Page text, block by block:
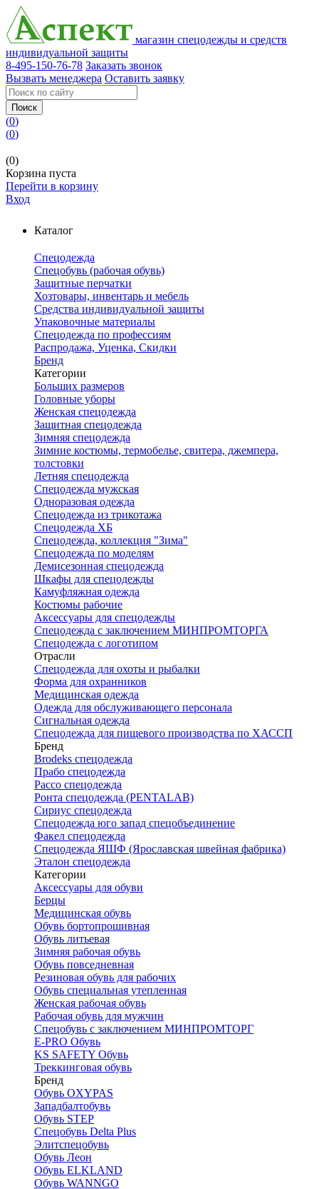
магазин спецодежды и средств
индивидуальной защиты
8-495-150-76-78 Заказать звонок
Вызвать менеджера Оставить заявку
Поиск
(0)
(0)
(0)
Корзина пуста
Перейти в корзину
Вход
Каталог
Спецодежда
Спецобувь (рабочая обувь)
Защитные перчатки
Хозтовары, инвентарь и мебель
Средства индивидуальной защиты
Упаковочные материалы
Спецодежда по профессиям
Распродажа, Уценка, Скидки
Бренд
Категории
Больших размеров
Головные уборы
Женская спецодежда
Защитная спецодежда
Зимняя спецодежда
Зимние костюмы, термобелье, свитера, джемпера,
толстовки
Летняя спецодежда
Спецодежда мужская
Одноразовая одежда
Спецодежда из трикотажа
Спецодежда ХБ
Спецодежда, коллекция "Зима"
Спецодежда по моделям
Демисезонная спецодежда
Шкафы для спецодежды
Камуфляжная одежда
Костюмы рабочие
Аксессуары для спецодежды
Спецодежда с заключением МИНПРОМТОРГА
Спецодежда с логотипом
Отрасли
Спецодежда для охоты и рыбалки
Форма для охранников
Медицинская одежда
Одежда для обслуживающего персонала
Сигнальная одежда
Спецодежда для пищевого производства по ХАССП
Бренд
Brodeks спецодежда
Прабо спецодежда
Рассо спецодежда
Ронта спецодежда (PENTALAB)
Сириус спецодежда
Спецодежда юго запад спецобъединение
Факел спецодежда
Спецодежда ЯШФ (Ярославская швейная фабрика)
Эталон спецодежда
Категории
Аксессуары для обуви
Берцы
Медицинская обувь
Обувь бортопрошивная
Обувь литьевая
Зимняя рабочая обувь
Обувь повседневная
Резиновая обувь для рабочих
Обувь специальная утепленная
Женская рабочая обувь
Рабочая обувь для мужчин
Спецобувь с заключением МИНПРОМТОРГ
E-PRO Обувь
KS SAFETY Обувь
Треккинговая обувь
Бренд
Обувь OXYPAS
Западбалтобувь
Обувь STEP
Спецобувь Delta Plus
Элитспецобувь
Обувь Леон
Обувь ELKLAND
Обувь WANNGO